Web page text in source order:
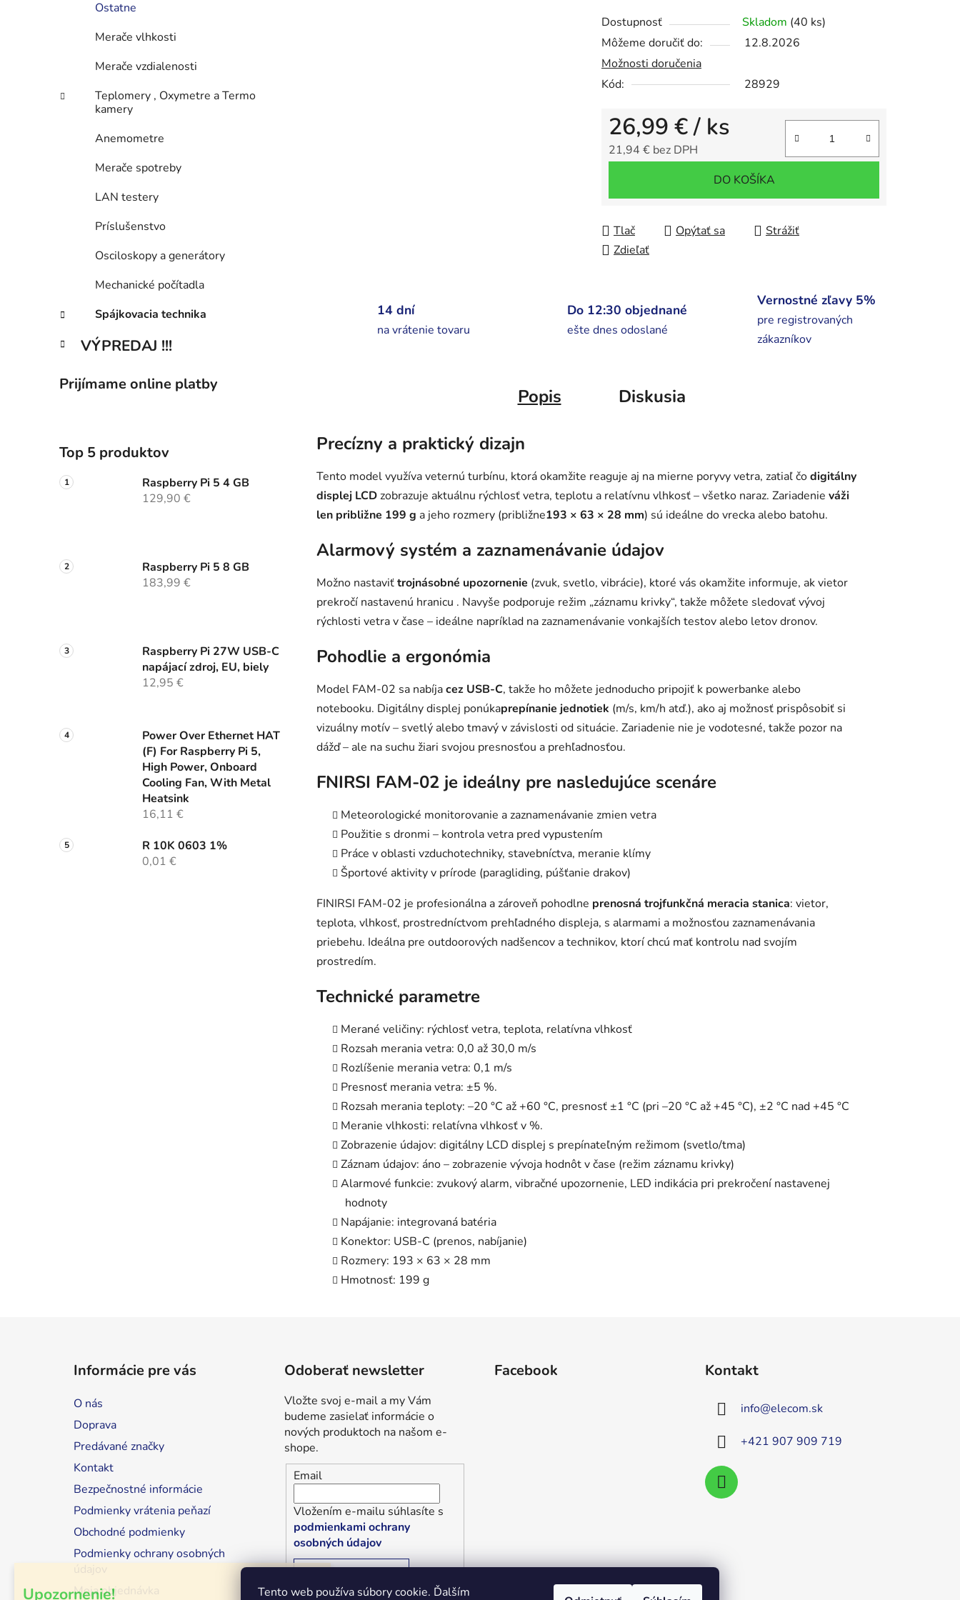
Tento web používa súbory cookie. Ďalším
Upozornenie!
Ostatne
Merače vlhkosti
Merače vzdialenosti
Teplomery , Oxymetre a Termo
kamery
Anemometre
Merače spotreby
LAN testery
Príslušenstvo
Osciloskopy a generátory
Mechanické počítadla
Spájkovacia technika
VÝPREDAJ !!!
Prijímame online platby
Top 5 produktov
Raspberry Pi 5 4 GB
129,90 €
Raspberry Pi 5 8 GB
183,99 €
Raspberry Pi 27W USB-C
napájací zdroj, EU, biely
12,95 €
Power Over Ethernet HAT
(F) For Raspberry Pi 5,
High Power, Onboard
Cooling Fan, With Metal
Heatsink
16,11 €
R 10K 0603 1%
0,01 €
Dostupnosť Skladom (40 ks)
Môžeme doručiť do:
12.8.2026
Možnosti doručenia
Kód:
28929
26,99 €/ ks
21,94 € bez DPH
DO KOŠÍKA
Tlač Opýtať sa
Strážiť
Zdieľať
14 dní
na vrátenie tovaru
Do 12:30 objednané
ešte dnes odoslané
Vernostné zľavy 5%
pre registrovaných
zákazníkov
Popis Diskusia
Precízny a praktický dizajn
Tento model využíva veternú turbínu, ktorá okamžite reaguje aj na mierne poryvy vetra, zatiaľ čodigitálny
displej LCDzobrazuje aktuálnu rýchlosť vetra, teplotu a relatívnu vlhkosť – všetko naraz. Zariadenie váži
len približne 199 g a jeho rozmery (približne193 × 63 × 28 mm) sú ideálne do vrecka alebo batohu.
Alarmový systém a zaznamenávanie údajov
Možno nastaviťtrojnásobné upozornenie (zvuk, svetlo, vibrácie), ktoré vás okamžite informuje, ak vietor
prekročí nastavenú hranicu . Navyše podporuje režim „záznamu krivky“, takže môžete sledovať vývoj
rýchlosti vetra v čase – ideálne napríklad na zaznamenávanie vonkajších testov alebo letov dronov.
Pohodlie a ergonómia
Model FAM-02 sa nabíjacez USB-C, takže ho môžete jednoducho pripojiť k powerbanke alebo
notebooku. Digitálny displej ponúkaprepínanie jednotiek (m/s, km/h atď.), ako aj možnosť prispôsobiť si
vizuálny motív – svetlý alebo tmavý v závislosti od situácie. Zariadenie nie je vodotesné, takže pozor na
dážď – ale na suchu žiari svojou presnosťou a prehľadnosťou.
FNIRSI FAM-02 je ideálny pre nasledujúce scenáre
Meteorologické monitorovanie a zaznamenávanie zmien vetra
Použitie s dronmi – kontrola vetra pred vypustením
Práce v oblasti vzduchotechniky, stavebníctva, meranie klímy
Športové aktivity v prírode (paragliding, púšťanie drakov)
FINIRSI FAM-02 je profesionálna a zároveň pohodlne prenosná trojfunkčná meracia stanica: vietor,
teplota, vlhkosť, prostredníctvom prehľadného displeja, s alarmami a možnosťou zaznamenávania
priebehu. Ideálna pre outdoorových nadšencov a technikov, ktorí chcú mať kontrolu nad svojím
prostredím.
Technické parametre
Merané veličiny: rýchlosť vetra, teplota, relatívna vlhkosť
Rozsah merania vetra: 0,0 až 30,0 m/s
Rozlíšenie merania vetra: 0,1 m/s
Presnosť merania vetra: ±5 %.
Rozsah merania teploty: –20 °C až +60 °C, presnosť ±1 °C (pri –20 °C až +45 °C), ±2 °C nad +45 °C
Meranie vlhkosti: relatívna vlhkosť v %.
Zobrazenie údajov: digitálny LCD displej s prepínateľným režimom (svetlo/tma)
Záznam údajov: áno – zobrazenie vývoja hodnôt v čase (režim záznamu krivky)
Alarmové funkcie: zvukový alarm, vibračné upozornenie, LED indikácia pri prekročení nastavenej
hodnoty
Napájanie: integrovaná batéria
Konektor: USB-C (prenos, nabíjanie)
Rozmery: 193 × 63 × 28 mm
Hmotnosť: 199 g
Informácie pre vás
O nás
Doprava
Predávané značky
Kontakt
Bezpečnostné informácie
Podmienky vrátenia peňazí
Obchodné podmienky
Podmienky ochrany osobných
Moja objednávka
Odoberať newsletter
Vložte svoj e-mail a my Vám
budeme zasielať informácie o
nových produktoch na našom e-
shope.
Email
Vložením e-mailu súhlasíte s
podmienkami ochrany
osobných údajov
Facebook Kontakt
info@elecom.sk
+421 907 909 719